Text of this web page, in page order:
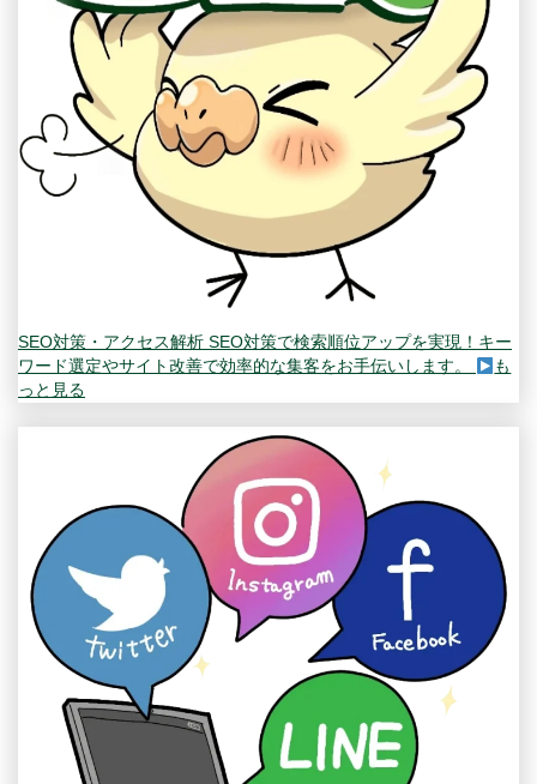
SEO対策・アクセス解析 SEO対策で検索順位アップを実現！キー
ワード選定やサイト改善で効率的な集客をお手伝いします。
も
っと見る